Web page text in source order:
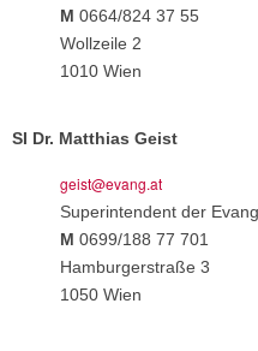
M 0664/824 37 55
Wollzeile 2
1010 Wien
SI Dr. Matthias Geist
geist@evang.at
Superintendent der
M 0699/188 77 701
Hamburgerstraße 3
1050 Wien